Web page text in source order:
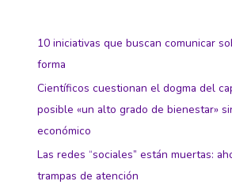
10 iniciativas que buscan comunicar
forma
Científicos cuestionan el dogma del
posible «un alto grado de bienestar»
económico
Las redes “sociales” están muertas:
trampas de atención